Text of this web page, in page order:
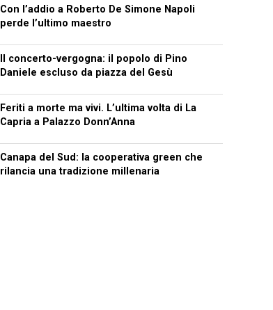
Con l’addio a Roberto De Simone Napoli
perde l’ultimo maestro
Il concerto-vergogna: il popolo di Pino
Daniele escluso da piazza del Gesù
Feriti a morte ma vivi. L’ultima volta di La
Capria a Palazzo Donn’Anna
Canapa del Sud: la cooperativa green che
rilancia una tradizione millenaria